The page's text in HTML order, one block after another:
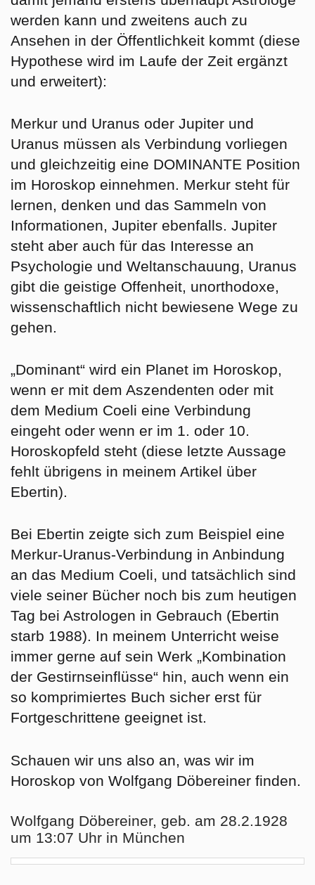
werden kann und zweitens auch zu
Ansehen in der Öffentlichkeit kommt (diese
Hypothese wird im Laufe der Zeit ergänzt
und erweitert):
Merkur und Uranus oder Jupiter und
Uranus müssen als Verbindung vorliegen
und gleichzeitig eine DOMINANTE Position
im Horoskop einnehmen. Merkur steht für
lernen, denken und das Sammeln von
Informationen, Jupiter ebenfalls. Jupiter
steht aber auch für das Interesse an
Psychologie und Weltanschauung, Uranus
gibt die geistige Offenheit, unorthodoxe,
wissenschaftlich nicht bewiesene Wege zu
gehen.
„Dominant“ wird ein Planet im Horoskop,
wenn er mit dem Aszendenten oder mit
dem Medium Coeli eine Verbindung
eingeht oder wenn er im 1. oder 10.
Horoskopfeld steht (diese letzte Aussage
fehlt übrigens in meinem Artikel über
Ebertin).
Bei Ebertin zeigte sich zum Beispiel eine
Merkur-Uranus-Verbindung in Anbindung
an das Medium Coeli, und tatsächlich sind
viele seiner Bücher noch bis zum heutigen
Tag bei Astrologen in Gebrauch (Ebertin
starb 1988). In meinem Unterricht weise
immer gerne auf sein Werk „Kombination
der Gestirnseinflüsse“ hin, auch wenn ein
so komprimiertes Buch sicher erst für
Fortgeschrittene geeignet ist.
Schauen wir uns also an, was wir im
Horoskop von Wolfgang Döbereiner finden.
Wolfgang Döbereiner, geb. am 28.2.1928
um 13:07 Uhr in München